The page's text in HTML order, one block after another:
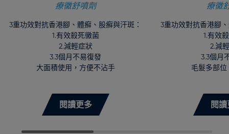
療黴舒噴劑
3重功效對抗香港腳、體癬、股癬與汗斑：
1.有效殺死黴菌
2.減輕症狀
3.3個月不易復發
大面積使用，方便不沾手
閱讀更多
療黴
3重功效對抗香港腳
1.有效
2.減
3.3個月
毛髮多部
閱